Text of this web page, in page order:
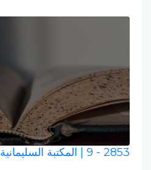
2853 - 9 | المكتبة السليمانية